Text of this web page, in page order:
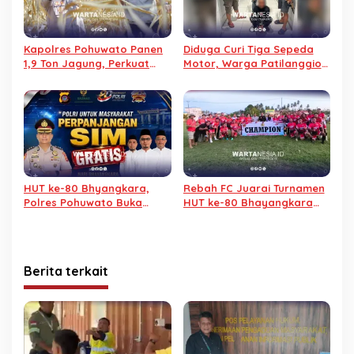
Kapolres Pohuwato Panen
1,9 Ton Jagung, Perkuat
Pangan
Diduga Curi Tiga Sepeda
Motor, Warga Patilanggio
Pohuwato
HUT ke-80 Bhyangkara,
Polres Pohuwato Buka
Rebah FC Juarai Turnamen
HUT ke-80 Bhayangkara
Berita terkait